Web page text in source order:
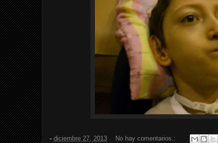
- diciembre 27, 2013 No hay comentarios.: